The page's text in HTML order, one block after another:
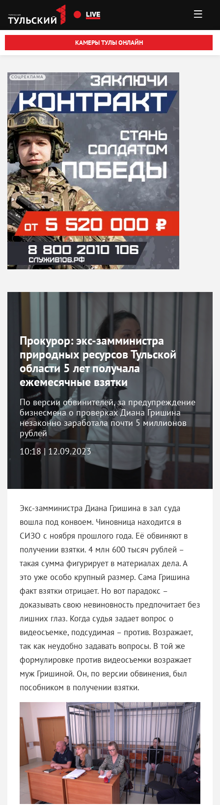
Перейти к основному содержанию
LIVE
КАМЕРЫ ТУЛЫ ОНЛАЙН
СОЦРЕКЛАМА
Прокурор: экс-замминистра
природных ресурсов Тульской
области 5 лет получала
ежемесячные взятки
По версии обвинителей, за предупреждение
бизнесмена о проверках Диана Гришина
незаконно заработала почти 5 миллионов
рублей
10:18 | 12.09.2023
Экс-замминистра Диана Гришина в зал суда
вошла под конвоем. Чиновница находится в
СИЗО с ноября прошлого года. Её обвиняют в
получении взятки. 4 млн 600 тысяч рублей –
такая сумма фигурирует в материалах дела. А
это уже особо крупный размер. Сама Гришина
факт взятки отрицает. Но вот парадокс –
доказывать свою невиновность предпочитает без
лишних глаз. Когда судья задает вопрос о
видеосъемке, подсудимая – против. Возражает,
так как неудобно задавать вопросы. В той же
формулировке против видеосъемки возражает
муж Гришиной. Он, по версии обвинения, был
пособником в получении взятки.